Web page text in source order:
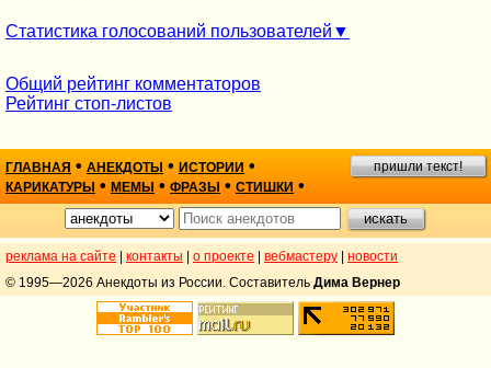
Статистика голосований пользователей
Общий рейтинг комментаторов
Рейтинг стоп-листов
ГЛАВНАЯ • АНЕКДОТЫ • ИСТОРИИ •
КАРИКАТУРЫ • МЕМЫ • ФРАЗЫ • СТИШКИ •
пришли текст!
реклама на сайте контакты о проекте вебмастеру
новости
© 1995—2026 Анекдоты из России. Составитель Дима Вернер